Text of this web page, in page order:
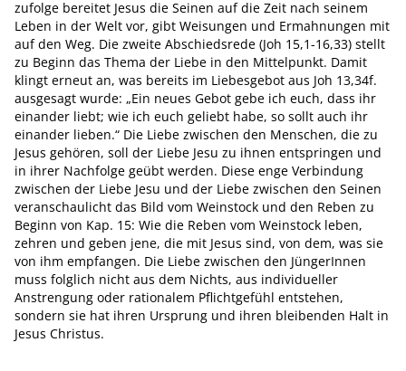
zufolge bereitet Jesus die Seinen auf die Zeit nach seinem
Leben in der Welt vor, gibt Weisungen und Ermahnungen mit
auf den Weg. Die zweite Abschiedsrede (Joh 15,1-16,33) stellt
zu Beginn das Thema der Liebe in den Mittelpunkt. Damit
klingt erneut an, was bereits im Liebesgebot aus Joh 13,34f.
ausgesagt wurde: „Ein neues Gebot gebe ich euch, dass ihr
einander liebt; wie ich euch geliebt habe, so sollt auch ihr
einander lieben.“ Die Liebe zwischen den Menschen, die zu
Jesus gehören, soll der Liebe Jesu zu ihnen entspringen und
in ihrer Nachfolge geübt werden. Diese enge Verbindung
zwischen der Liebe Jesu und der Liebe zwischen den Seinen
veranschaulicht das Bild vom Weinstock und den Reben zu
Beginn von Kap. 15: Wie die Reben vom Weinstock leben,
zehren und geben jene, die mit Jesus sind, von dem, was sie
von ihm empfangen. Die Liebe zwischen den JüngerInnen
muss folglich nicht aus dem Nichts, aus individueller
Anstrengung oder rationalem Pflichtgefühl entstehen,
sondern sie hat ihren Ursprung und ihren bleibenden Halt in
Jesus Christus.